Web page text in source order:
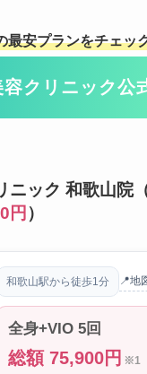
最安プランをチェッ
クリニック公
ニック 和歌山院
円 ）
和歌山駅から徒歩1分 📍地
全身+VIO 5回
総額 75,900円 ※1